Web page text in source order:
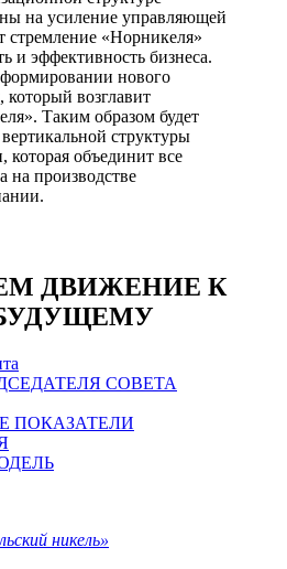
на усиление управляющей
«Норникеля»
и эффективность бизнеса.
нового
возглавит
Таким образом будет
структуры
которая объединит все
на производстве
ДВИЖЕНИЕ К
СОВЕТА
ПОКАЗАТЕЛИ
никель»